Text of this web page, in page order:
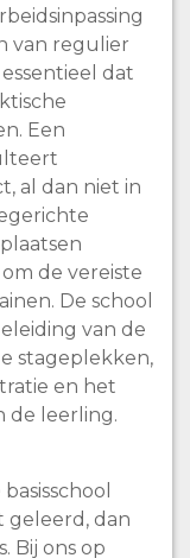
van regulier
dat
Een
al dan niet in
de vereiste
De school
van de
stageplekken,
en het
de leerling.
geleerd, dan
Bij ons op